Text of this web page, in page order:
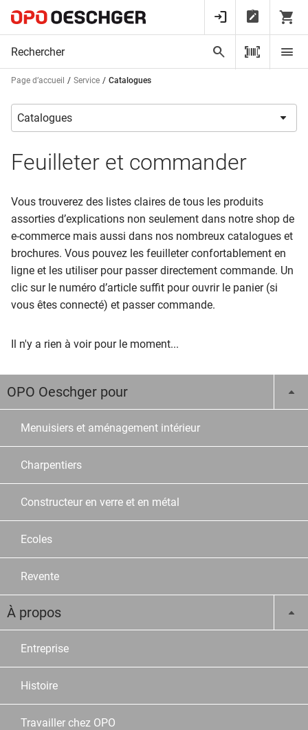
Page d’accueil Service Catalogues
Feuilleter et commander
Vous trouverez des listes claires de tous les produits
assorties d’explications non seulement dans notre shop de
e-commerce mais aussi dans nos nombreux catalogues et
brochures. Vous pouvez les feuilleter confortablement en
ligne et les utiliser pour passer directement commande. Un
clic sur le numéro d’article suffit pour ouvrir le panier (si
vous êtes connecté) et passer commande.
Il n'y a rien à voir pour le moment...
OPO Oeschger pour
Menuisiers et aménagement intérieur
Charpentiers
Constructeur en verre et en métal
Ecoles
Revente
À propos
Entreprise
Histoire
Travailler chez OPO